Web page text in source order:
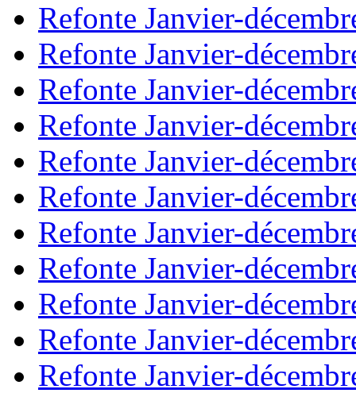
Refonte Janvier-
Refonte Janvier-
Refonte Janvier-
Refonte Janvier-
Refonte Janvier-
Refonte Janvier-
Refonte Janvier-
Refonte Janvier-
Refonte Janvier-
Refonte Janvier-
Refonte Janvier-